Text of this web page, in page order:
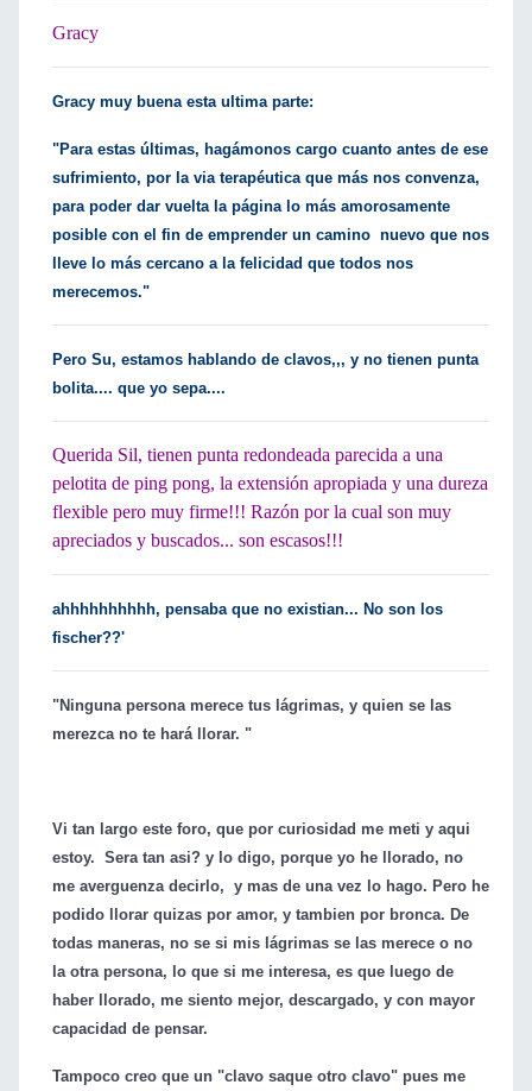
Gracy
Gracy muy buena esta ultima parte:
"Para estas últimas, hagámonos cargo cuanto antes de ese
sufrimiento, por la via terapéutica que más nos convenza,
para poder dar vuelta la página lo más amorosamente
posible con el fin de emprender un camino nuevo que nos
lleve lo más cercano a la felicidad que todos nos
merecemos."
Pero Su, estamos hablando de clavos,,, y no tienen punta
bolita.... que yo sepa....
Querida Sil, tienen punta redondeada parecida a una
pelotita de ping pong, la extensión apropiada y una dureza
flexible pero muy firme!!! Razón por la cual son muy
apreciados y buscados... son escasos!!!
ahhhhhhhhhh, pensaba que no existian... No son los
fischer??'
"Ninguna persona merece tus lágrimas, y quien se las
merezca no te hará llorar. "
Vi tan largo este foro, que por curiosidad me meti y aqui
estoy. Sera tan asi? y lo digo, porque yo he llorado, no
me averguenza decirlo, y mas de una vez lo hago. Pero he
podido llorar quizas por amor, y tambien por bronca. De
todas maneras, no se si mis lágrimas se las merece o no
la otra persona, lo que si me interesa, es que luego de
haber llorado, me siento mejor, descargado, y con mayor
capacidad de pensar.
Tampoco creo que un "clavo saque otro clavo" pues me